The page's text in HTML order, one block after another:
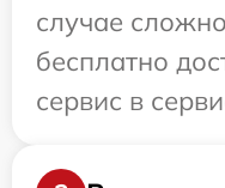
случае
бесплатно
сервис в